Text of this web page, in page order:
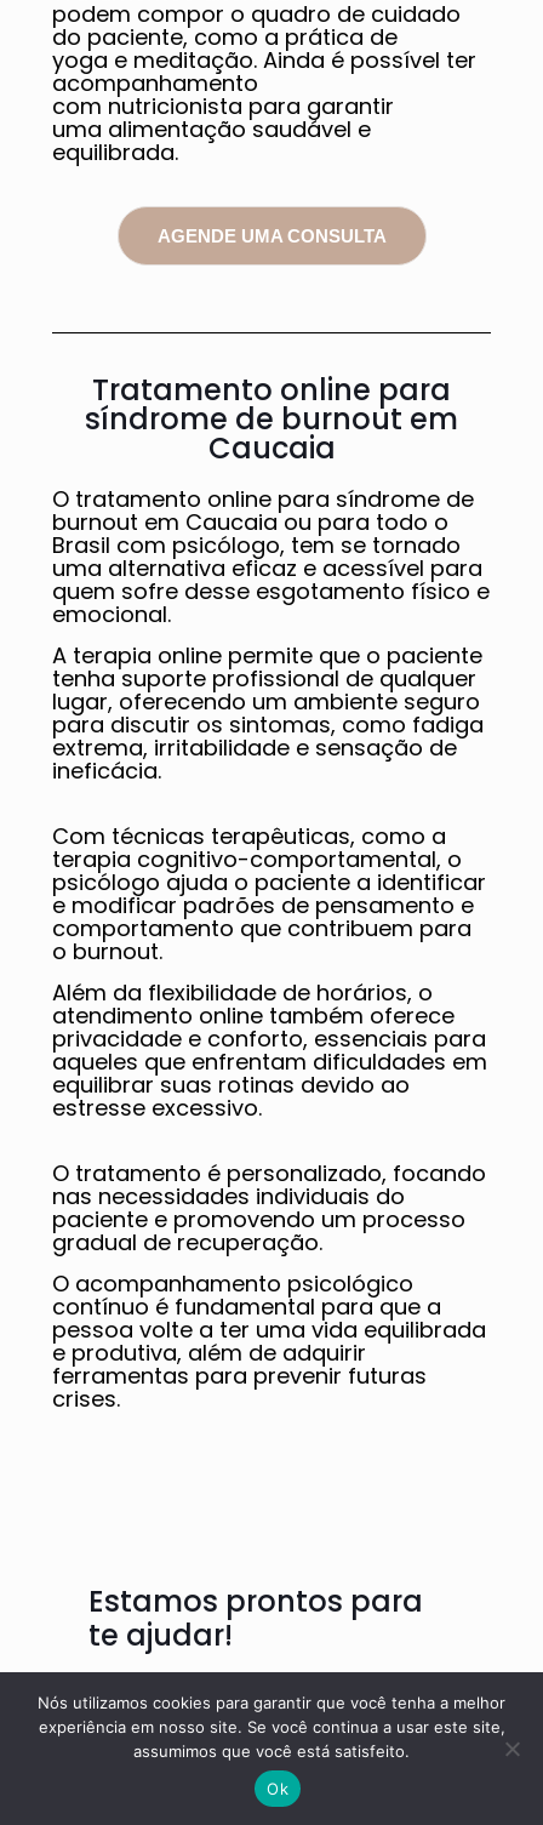
podem compor o quadro de cuidado
do paciente, como a prática de
yoga e meditação. Ainda é possível ter
acompanhamento
com nutricionista para garantir
uma alimentação saudável e
equilibrada.
AGENDE UMA CONSULTA
Tratamento online para
síndrome de burnout em
Caucaia
O tratamento online para síndrome de
burnout em Caucaia ou para todo o
Brasil com psicólogo, tem se tornado
uma alternativa eficaz e acessível para
quem sofre desse esgotamento físico e
emocional.
A terapia online permite que o paciente
tenha suporte profissional de qualquer
lugar, oferecendo um ambiente seguro
para discutir os sintomas, como fadiga
extrema, irritabilidade e sensação de
ineficácia.
Com técnicas terapêuticas, como a
terapia cognitivo-comportamental, o
psicólogo ajuda o paciente a identificar
e modificar padrões de pensamento e
comportamento que contribuem para
o burnout.
Além da flexibilidade de horários, o
atendimento online também oferece
privacidade e conforto, essenciais para
aqueles que enfrentam dificuldades em
equilibrar suas rotinas devido ao
estresse excessivo.
O tratamento é personalizado, focando
nas necessidades individuais do
paciente e promovendo um processo
gradual de recuperação.
O acompanhamento psicológico
contínuo é fundamental para que a
pessoa volte a ter uma vida equilibrada
e produtiva, além de adquirir
ferramentas para prevenir futuras
crises.
Estamos prontos para
te ajudar!
Somos reconhecidos pelo
cuidado individualizado e pela
criação de um ambiente seguro
e acolhedor, onde cada pessoa
é tratada com respeito e
atenção às suas necessidades
Nós utilizamos cookies para garantir que você tenha a melhor
experiência em nosso site. Se você continua a usar este site,
assumimos que você está satisfeito.
Ok